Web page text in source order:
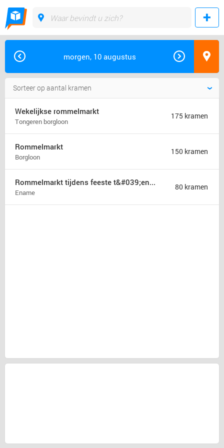
morgen, 10 augustus
Wekelijkse rommelmarkt
Tongeren borgloon
175 kramen
Rommelmarkt
Borgloon
150 kramen
Rommelmarkt tijdens feeste t&#039;ename
Ename
80 kramen